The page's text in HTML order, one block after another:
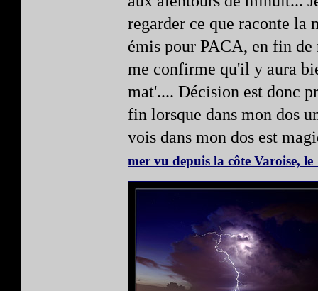
regarder ce que raconte la
émis pour PACA, en fin
me confirme qu'il y aura
mat'.... Décision est donc
fin lorsque dans mon dos
vois dans mon dos est
mer vu depuis la côte Varoise,